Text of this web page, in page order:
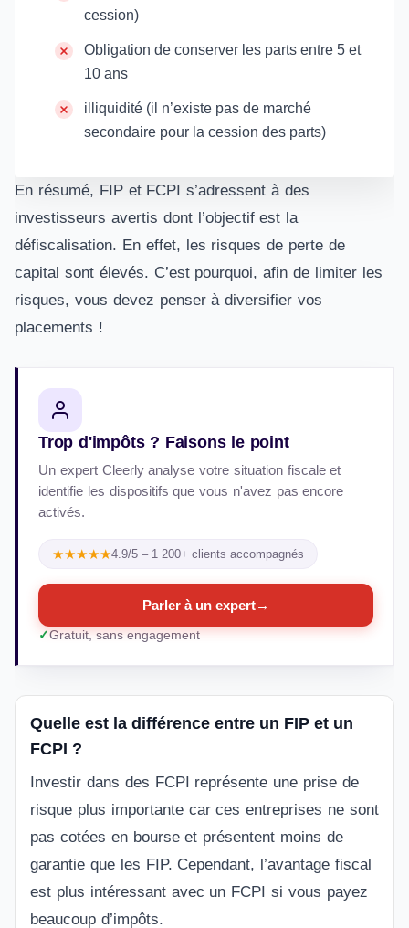
cession)
Obligation de conserver les parts entre 5 et
10 ans
illiquidité (il n’existe pas de marché
secondaire pour la cession des parts)
En résumé, FIP et FCPI s’adressent à des
investisseurs avertis dont l’objectif est la
défiscalisation. En effet, les risques de perte de
capital sont élevés. C’est pourquoi, afin de limiter les
risques, vous devez penser à diversifier vos
placements !
Trop d'impôts ? Faisons le point
Un expert Cleerly analyse votre situation fiscale et
identifie les dispositifs que vous n'avez pas encore
activés.
★★★★★4.9/5 – 1 200+ clients accompagnés
Parler à un expert→
Gratuit, sans engagement
Quelle est la différence entre un FIP et un
FCPI ?
Investir dans des FCPI représente une prise de
risque plus importante car ces entreprises ne sont
pas cotées en bourse et présentent moins de
garantie que les FIP. Cependant, l’avantage fiscal
est plus intéressant avec un FCPI si vous payez
beaucoup d’impôts.